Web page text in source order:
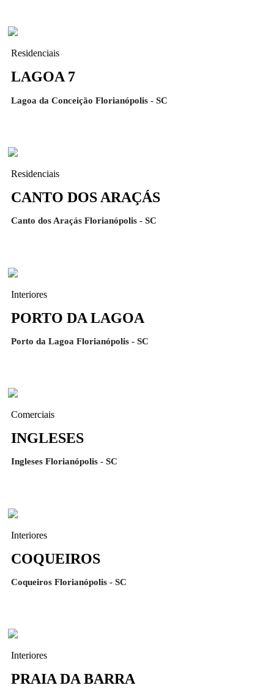
Residenciais
LAGOA 7
Lagoa da Conceição Florianópolis - SC
Residenciais
CANTO DOS ARAÇÁS
Canto dos Araçás Florianópolis - SC
Interiores
PORTO DA LAGOA
Porto da Lagoa Florianópolis - SC
Comerciais
INGLESES
Ingleses Florianópolis - SC
Interiores
COQUEIROS
Coqueiros Florianópolis - SC
Interiores
PRAIA DA BARRA